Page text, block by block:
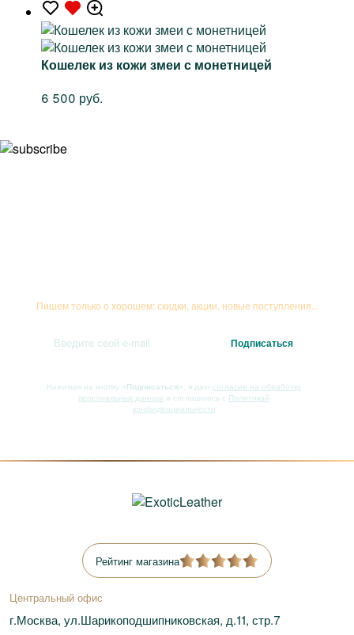
Кошелек из кожи змеи с монетницей
6 500 руб.
Пишем только о хорошем: скидки, акции, новые поступления...
Нажимая на кнопку «Подписаться» , я даю согласие на обработку
персональных данных и соглашаюсь с Политикой
конфиденциальности
Рейтинг магазина
Центральный офис
г.Москва, ул.Шарикоподшипниковская, д.11, стр.7